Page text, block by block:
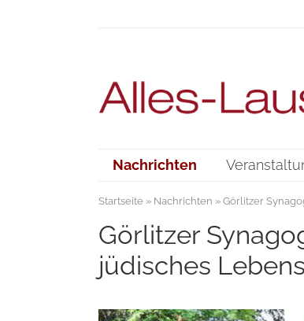
Nachrichten
Startseite» Nachrichten » Görlitzer
Görlitzer
jüdisches Lebens